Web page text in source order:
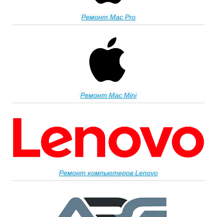
Ремонт Mac Pro
Ремонт Mac Mini
Ремонт компьютеров Lenovo